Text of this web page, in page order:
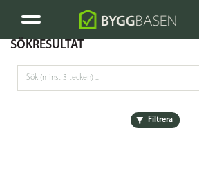
SÖKRESULTAT
Filtrera